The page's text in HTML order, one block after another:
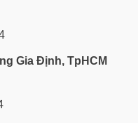
Gia Định, TpHCM